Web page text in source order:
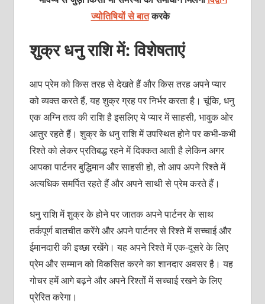
ज्योतिषियों से बातकरके
शुक्र धनु राशि में: विशेषताएं
आप प्रेम को किस तरह से देखते हैं और किस तरह अपने प्‍यार
को व्‍यक्‍त करते हैं, यह शुक्र ग्रह पर निर्भर करता है। चूंकि, धनु
एक अग्नि तत्‍व की राशि है इसलिए ये प्‍यार में साहसी, भावुक ओर
आतुर रहते हैं। शुक्र के धनु राशि में उपस्थित होने पर कभी-कभी
रिश्‍ते को लेकर प्रतिबद्ध रहने में दिक्‍कत आती है लेकिन अगर
आपका पार्टनर बुद्धिमान और साहसी हो, तो आप अपने रिश्‍ते में
अत्‍यधिक समर्पित रहते हैं और अपने साथी से प्रेम करते हैं।
धनु राशि में शुक्र के होने पर जातक अपने पार्टनर के साथ
तर्कपूर्ण बातचीत करेंगे और अपने पार्टनर से रिश्‍ते में सच्‍चाई और
ईमानदारी की इच्‍छा रखेंगे। यह अपने रिश्‍ते में एक-दूसरे के लिए
प्रेम और सम्‍मान को विकसित करने का शानदार अवसर है। यह
गोचर हमें आगे बढ़ने और अपने रिश्‍तों में सच्‍चाई रखने के लिए
प्रेरित करेगा।